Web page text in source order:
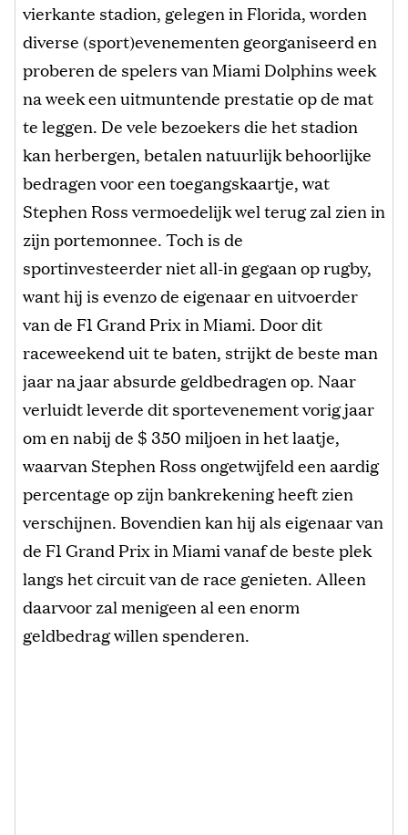
vierkante stadion, gelegen in Florida, worden
diverse (sport)evenementen georganiseerd en
proberen de spelers van Miami Dolphins week
na week een uitmuntende prestatie op de mat
te leggen. De vele bezoekers die het stadion
kan herbergen, betalen natuurlijk behoorlijke
bedragen voor een toegangskaartje, wat
Stephen Ross vermoedelijk wel terug zal zien in
zijn portemonnee. Toch is de
sportinvesteerder niet all-in gegaan op rugby,
want hij is evenzo de eigenaar en uitvoerder
van de F1 Grand Prix in Miami. Door dit
raceweekend uit te baten, strijkt de beste man
jaar na jaar absurde geldbedragen op. Naar
verluidt leverde dit sportevenement vorig jaar
om en nabij de $ 350 miljoen in het laatje,
waarvan Stephen Ross ongetwijfeld een aardig
percentage op zijn bankrekening heeft zien
verschijnen. Bovendien kan hij als eigenaar van
de F1 Grand Prix in Miami vanaf de beste plek
langs het circuit van de race genieten. Alleen
daarvoor zal menigeen al een enorm
geldbedrag willen spenderen.